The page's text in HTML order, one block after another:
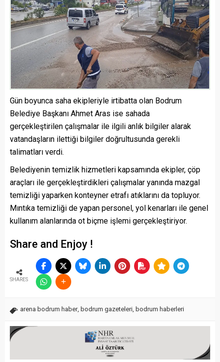
Gün boyunca saha ekipleriyle irtibatta olan Bodrum
Belediye Başkanı Ahmet Aras ise sahada
gerçekleştirilen çalışmalar ile ilgili anlık bilgiler alarak
vatandaşların ilettiği bilgiler doğrultusunda gerekli
talimatları verdi.
Belediyenin temizlik hizmetleri kapsamında ekipler, çöp
araçları ile gerçekleştirdikleri çalışmalar yanında mazgal
temizliği yaparken konteyner etrafı atıklarını da topluyor.
Mıntıka temizliği de yapan personel, yol kenarları ile genel
kullanım alanlarında ot biçme işlemi gerçekleştiriyor.
Share and Enjoy !
SHARES
arena bodrum haber, bodrum gazeteleri, bodrum haberleri